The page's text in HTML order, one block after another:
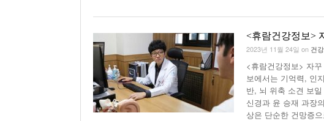
<휴람건강정보>
2023년 11월 24일 on 건강
<휴람건강정보> 자
보에서는 기억력, 인
반, 뇌 위축 소견 보
신경과 윤 승재 과장
상은 단순한 건망증